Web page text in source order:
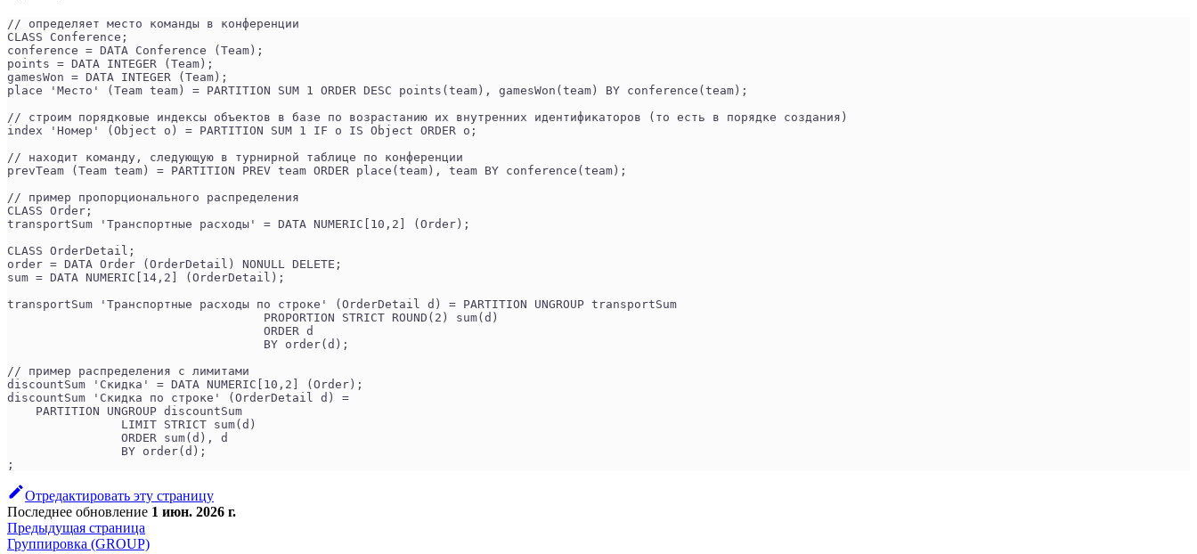
// определяет место команды в конференции
CLASS Conference;
conference = DATA Conference (Team);
points = DATA INTEGER (Team);
gamesWon = DATA INTEGER (Team);
place 'Место' (Team team) = PARTITION SUM 1 ORDER DESC points(team), gamesWon(team) BY conference(team);
// строим порядковые индексы объектов в базе по возрастанию их внутренних идентификаторов (то есть в порядке создания)
index 'Номер' (Object o) = PARTITION SUM 1 IF o IS Object ORDER o;
// находит команду, следующую в турнирной таблице по конференции
prevTeam (Team team) = PARTITION PREV team ORDER place(team), team BY conference(team);
// пример пропорционального распределения
CLASS Order;
transportSum 'Транспортные расходы' = DATA NUMERIC[10,2] (Order);
CLASS OrderDetail;
order = DATA Order (OrderDetail) NONULL DELETE;
sum = DATA NUMERIC[14,2] (OrderDetail);
transportSum 'Транспортные расходы по строке' (OrderDetail d) = PARTITION UNGROUP transportSum
                                    PROPORTION STRICT ROUND(2) sum(d)
                                    ORDER d
                                    BY order(d);
// пример распределения с лимитами
discountSum 'Скидка' = DATA NUMERIC[10,2] (Order);
discountSum 'Скидка по строке' (OrderDetail d) =
    PARTITION UNGROUP discountSum
                LIMIT STRICT sum(d)
                ORDER sum(d), d
                BY order(d);
;
Отредактировать эту страницу
Последнее обновление 1 июн. 2026 г.
Предыдущая страница
Группировка (GROUP)